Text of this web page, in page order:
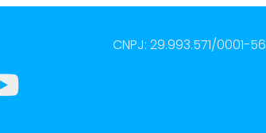
CNPJ: 29.993.571/0001-56